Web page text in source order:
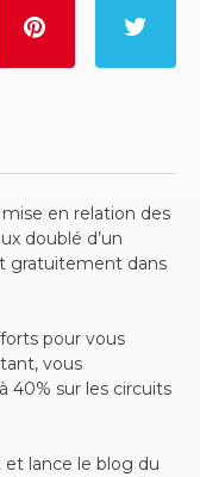
en relation des
doublé d’un
gratuitement dans
pour vous
vous
40% sur les circuits
et lance le blog du